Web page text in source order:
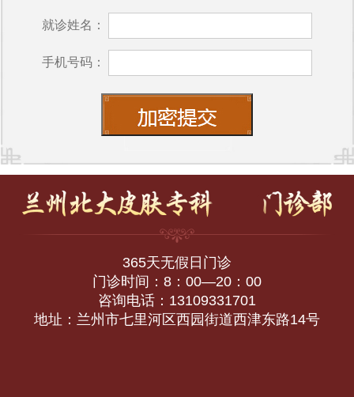
就诊姓名：
手机号码：
365天无假日门诊
门诊时间：8：00—20：00
咨询电话：13109331701
地址：兰州市七里河区西园街道西津东路14号